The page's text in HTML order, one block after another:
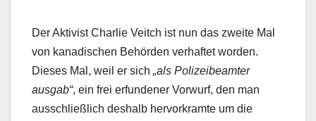
Der Aktivist Charlie Veitch ist nun das zweite Mal
von kanadischen Behörden verhaftet worden.
Dieses Mal, weil er sich „als Polizeibeamter
ausgab“, ein frei erfundener Vorwurf, den man
ausschließlich deshalb hervorkramte um die